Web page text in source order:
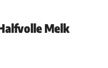
Melk